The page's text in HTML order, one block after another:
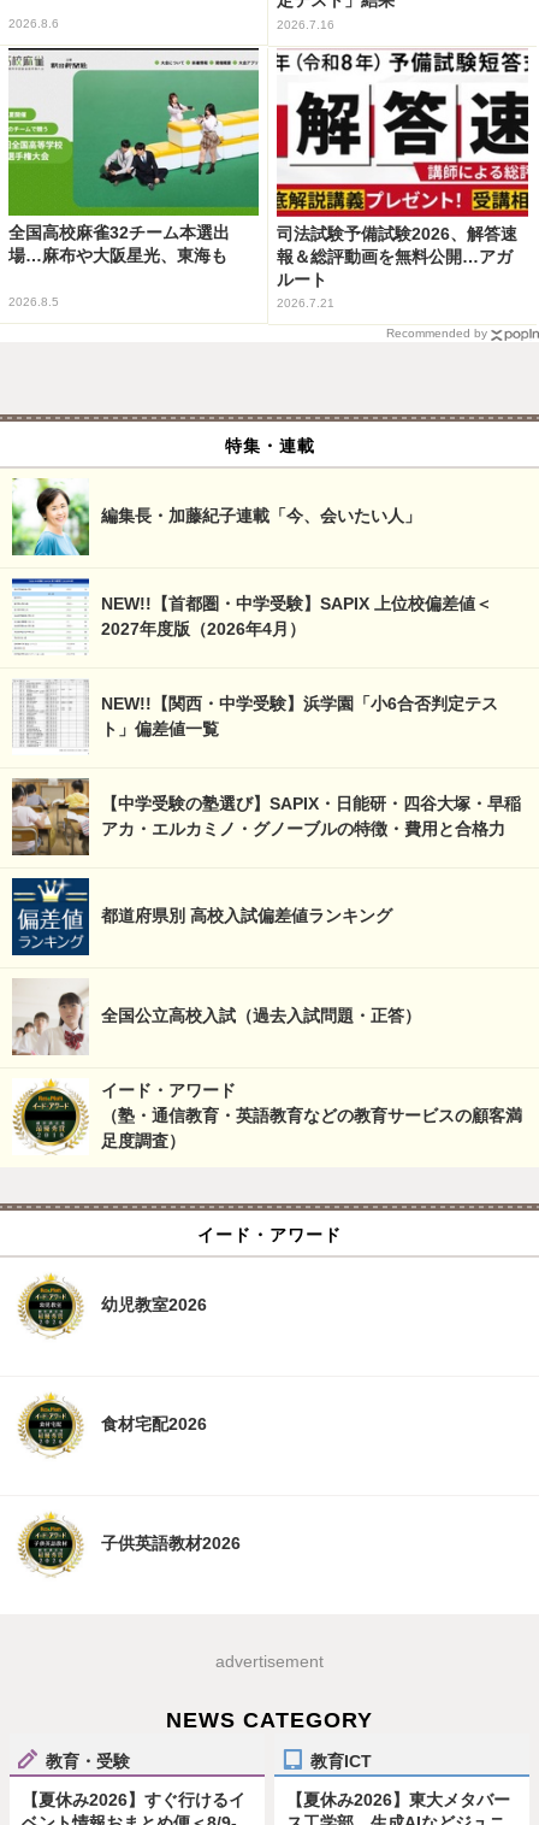
2026.8.6 2026.7.16
全国高校麻雀32チーム本選出
場…麻布や大阪星光、東海も
2026.8.5
司法試験予備試験2026、解答速
報＆総評動画を無料公開…アガ
ルート
2026.7.21
Recommended by
特集・連載
編集長・加藤紀子連載「今、会いたい人」
NEW!!【首都圏・中学受験】SAPIX 上位校偏差値＜
2027年度版（2026年4月）
NEW!!【関西・中学受験】浜学園「小6合否判定テス
ト」偏差値一覧
【中学受験の塾選び】SAPIX・日能研・四谷大塚・早稲
アカ・エルカミノ・グノーブルの特徴・費用と合格力
都道府県別 高校入試偏差値ランキング
全国公立高校入試（過去入試問題・正答）
イード・アワード
（塾・通信教育・英語教育などの教育サービスの顧客満
足度調査）
イード・アワード
幼児教室2026
食材宅配2026
子供英語教材2026
advertisement
NEWS CATEGORY
教育・受験
【夏休み2026】すぐ行けるイ
教育ICT
【夏休み2026】東大メタバー